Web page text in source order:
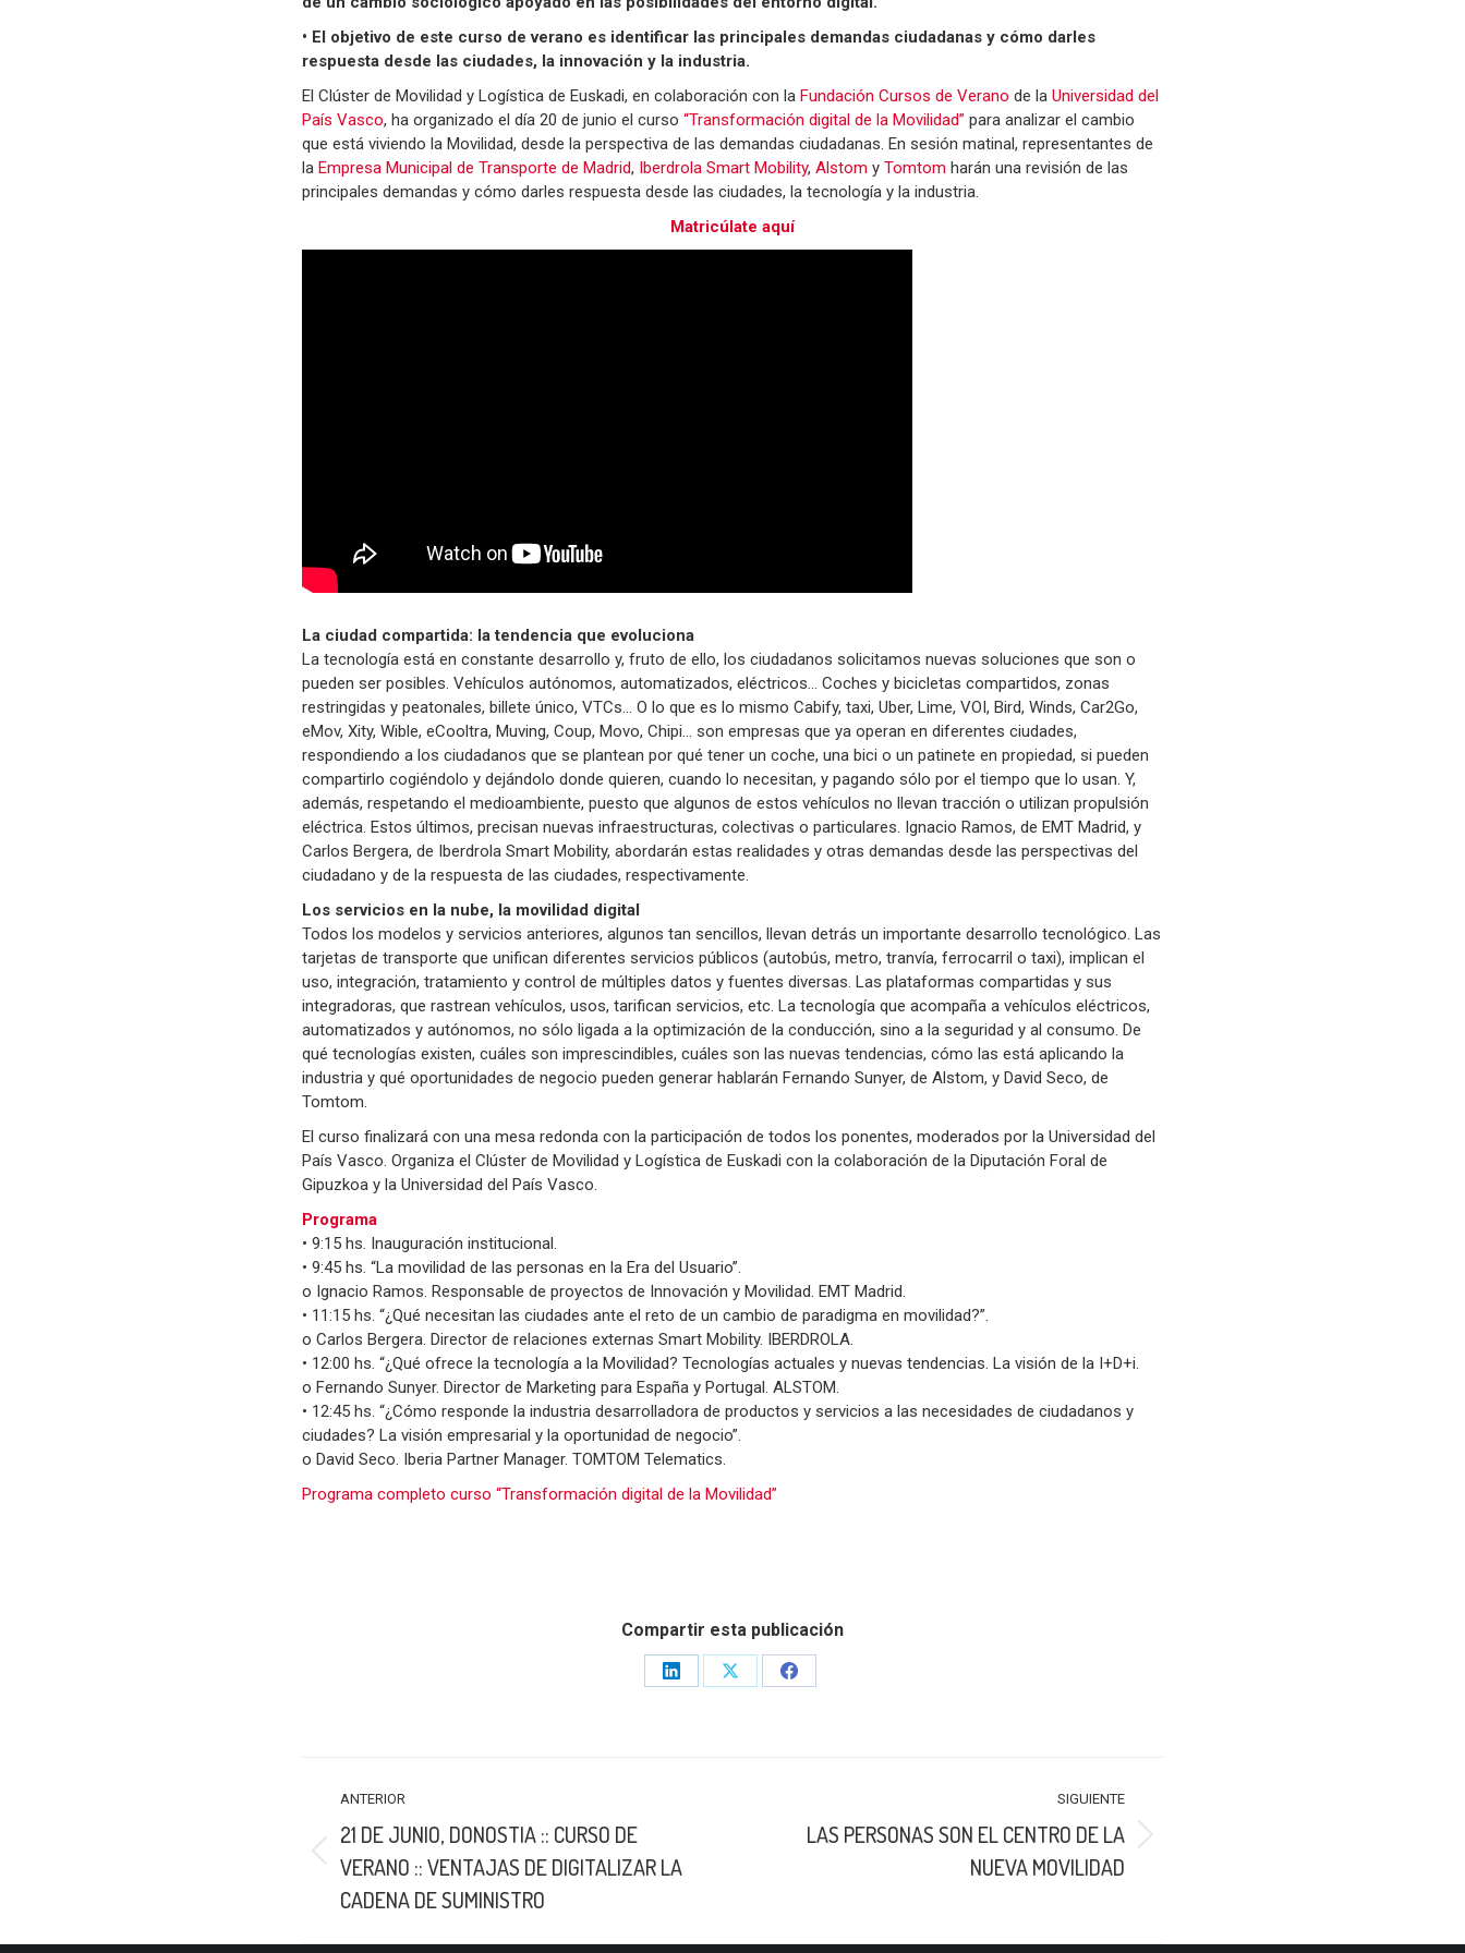
• El objetivo de este curso de verano es identificar las principales demandas ciudadanas y cómo darles
respuesta desde las ciudades, la innovación y la industria.
El Clúster de Movilidad y Logística de Euskadi, en colaboración con la Fundación Cursos de Verano de la Universidad del
País Vasco, ha organizado el día 20 de junio el curso “Transformación digital de la Movilidad” para analizar el cambio
que está viviendo la Movilidad, desde la perspectiva de las demandas ciudadanas. En sesión matinal, representantes de
la Empresa Municipal de Transporte de Madrid, Iberdrola Smart Mobility, Alstom y Tomtom harán una revisión de las
principales demandas y cómo darles respuesta desde las ciudades, la tecnología y la industria.
Matricúlate aquí
La ciudad compartida: la tendencia que evoluciona
La tecnología está en constante desarrollo y, fruto de ello, los ciudadanos solicitamos nuevas soluciones que son o
pueden ser posibles. Vehículos autónomos, automatizados, eléctricos... Coches y bicicletas compartidos, zonas
restringidas y peatonales, billete único, VTCs... O lo que es lo mismo Cabify, taxi, Uber, Lime, VOI, Bird, Winds, Car2Go,
eMov, Xity, Wible, eCooltra, Muving, Coup, Movo, Chipi... son empresas que ya operan en diferentes ciudades,
respondiendo a los ciudadanos que se plantean por qué tener un coche, una bici o un patinete en propiedad, si pueden
compartirlo cogiéndolo y dejándolo donde quieren, cuando lo necesitan, y pagando sólo por el tiempo que lo usan. Y,
además, respetando el medioambiente, puesto que algunos de estos vehículos no llevan tracción o utilizan propulsión
eléctrica. Estos últimos, precisan nuevas infraestructuras, colectivas o particulares. Ignacio Ramos, de EMT Madrid, y
Carlos Bergera, de Iberdrola Smart Mobility, abordarán estas realidades y otras demandas desde las perspectivas del
ciudadano y de la respuesta de las ciudades, respectivamente.
Los servicios en la nube, la movilidad digital
Todos los modelos y servicios anteriores, algunos tan sencillos, llevan detrás un importante desarrollo tecnológico. Las
tarjetas de transporte que unifican diferentes servicios públicos (autobús, metro, tranvía, ferrocarril o taxi), implican el
uso, integración, tratamiento y control de múltiples datos y fuentes diversas. Las plataformas compartidas y sus
integradoras, que rastrean vehículos, usos, tarifican servicios, etc. La tecnología que acompaña a vehículos eléctricos,
automatizados y autónomos, no sólo ligada a la optimización de la conducción, sino a la seguridad y al consumo. De
qué tecnologías existen, cuáles son imprescindibles, cuáles son las nuevas tendencias, cómo las está aplicando la
industria y qué oportunidades de negocio pueden generar hablarán Fernando Sunyer, de Alstom, y David Seco, de
Tomtom.
El curso finalizará con una mesa redonda con la participación de todos los ponentes, moderados por la Universidad del
País Vasco. Organiza el Clúster de Movilidad y Logística de Euskadi con la colaboración de la Diputación Foral de
Gipuzkoa y la Universidad del País Vasco.
Programa
• 9:15 hs. Inauguración institucional.
• 9:45 hs. “La movilidad de las personas en la Era del Usuario”.
o Ignacio Ramos. Responsable de proyectos de Innovación y Movilidad. EMT Madrid.
• 11:15 hs. “¿Qué necesitan las ciudades ante el reto de un cambio de paradigma en movilidad?”.
o Carlos Bergera. Director de relaciones externas Smart Mobility. IBERDROLA.
• 12:00 hs. “¿Qué ofrece la tecnología a la Movilidad? Tecnologías actuales y nuevas tendencias. La visión de la I+D+i.
o Fernando Sunyer. Director de Marketing para España y Portugal. ALSTOM.
• 12:45 hs. “¿Cómo responde la industria desarrolladora de productos y servicios a las necesidades de ciudadanos y
ciudades? La visión empresarial y la oportunidad de negocio”.
o David Seco. Iberia Partner Manager. TOMTOM Telematics.
Programa completo curso “Transformación digital de la Movilidad”
Compartir esta publicación
Share
Share
Share
ENTRE
PUBLICACIONES
ANTERIOR
Publicación
21 DE JUNIO, DONOSTIA :: CURSO DE
VERANO :: VENTAJAS DE DIGITALIZAR LA
CADENA DE SUMINISTRO
SIGUIENTE
Publicación
LAS PERSONAS SON EL CENTRO DE LA
NUEVA MOVILIDAD